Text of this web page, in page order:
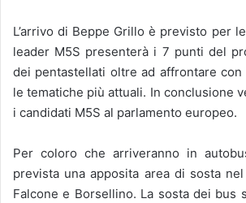
L’arrivo di Beppe Grillo è previsto per
leader M5S presenterà i 7 punti del
dei pentastellati oltre ad affrontare
le tematiche più attuali. In conclusione
i candidati M5S al parlamento europeo.
Per coloro che arriveranno in
prevista una apposita area di sosta
Falcone e Borsellino. La sosta dei bus